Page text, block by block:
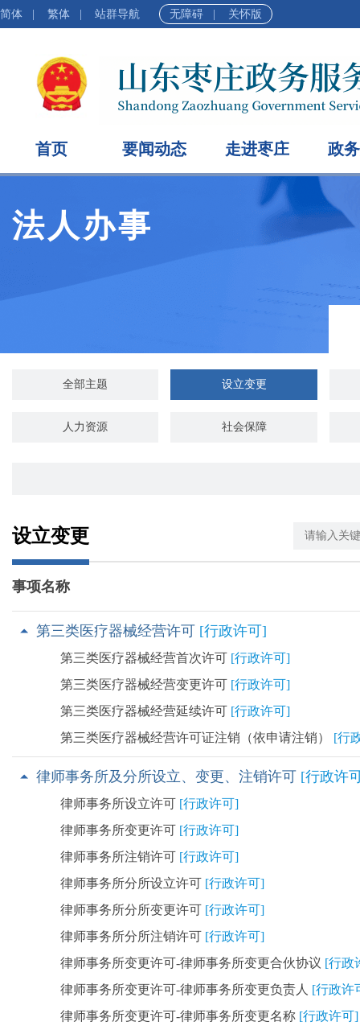
简体 繁体 站群导航 无障碍 关怀版
首页 要闻动态 走进枣庄 政
法人办事
全部主题 设立变更
人力资源 社会保障
设立变更
事项名称
第三类医疗器械经营许可 [行政许可]
第三类医疗器械经营首次许可 [行政许可]
第三类医疗器械经营变更许可 [行政许可]
第三类医疗器械经营延续许可 [行政许可]
第三类医疗器械经营许可证注销（依申请注销） [行
律师事务所及分所设立、变更、注销许可 [行政许
律师事务所设立许可 [行政许可]
律师事务所变更许可 [行政许可]
律师事务所注销许可 [行政许可]
律师事务所分所设立许可 [行政许可]
律师事务所分所变更许可 [行政许可]
律师事务所分所注销许可 [行政许可]
律师事务所变更许可-律师事务所变更合伙协议 [行政
律师事务所变更许可-律师事务所变更负责人 [行政许
律师事务所变更许可-律师事务所变更名称 [行政许可]